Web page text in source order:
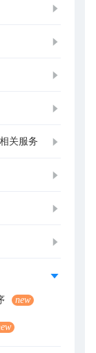
关服务
new